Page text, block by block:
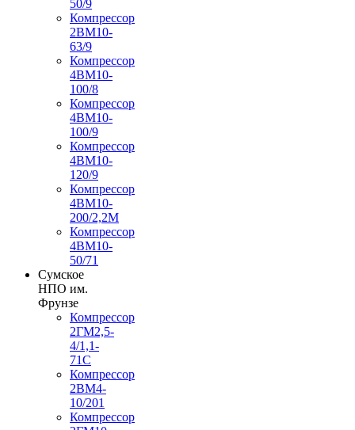
50/9
Компрессор
2ВМ10-
63/9
Компрессор
4ВМ10-
100/8
Компрессор
4ВМ10-
100/9
Компрессор
4ВМ10-
120/9
Компрессор
4ВМ10-
200/2,2М
Компрессор
4ВМ10-
50/71
Сумское
НПО им.
Фрунзе
Компрессор
2ГМ2,5-
4/1,1-
71С
Компрессор
2ВМ4-
10/201
Компрессор